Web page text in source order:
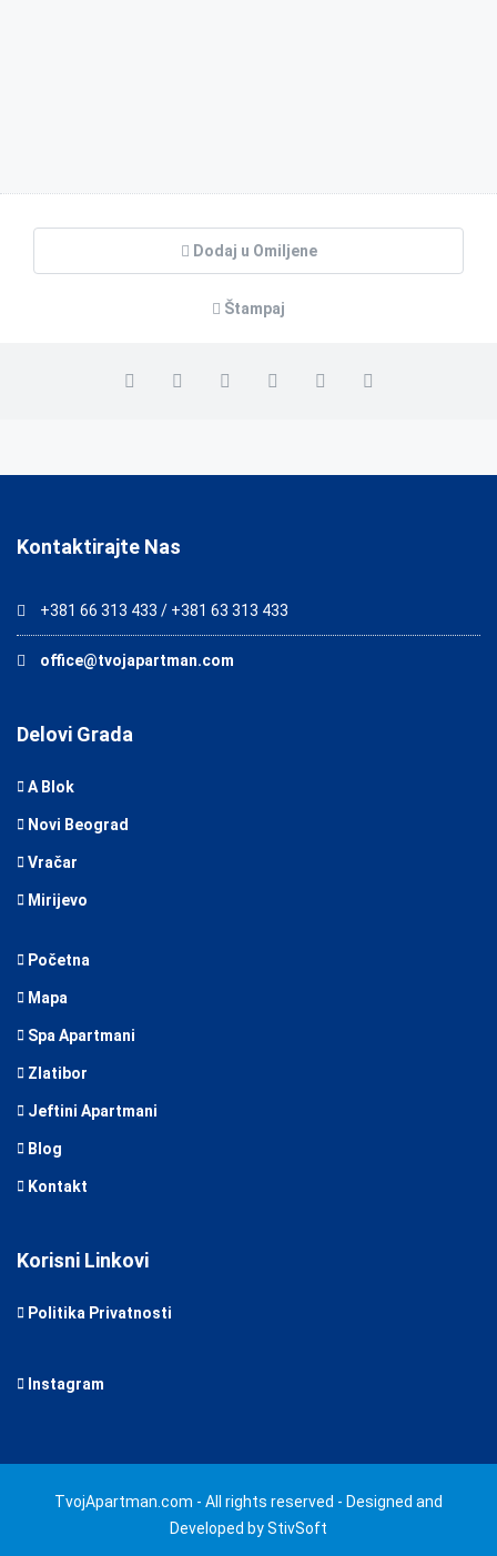
Dodaj u Omiljene
Štampaj
Kontaktirajte Nas
+381 66 313 433 / +381 63 313 433
office@tvojapartman.com
Delovi Grada
A Blok
Novi Beograd
Vračar
Mirijevo
Početna
Mapa
Spa Apartmani
Zlatibor
Jeftini Apartmani
Blog
Kontakt
Korisni Linkovi
Politika Privatnosti
Instagram
TvojApartman.com - All rights reserved - Designed and
Developed by StivSoft